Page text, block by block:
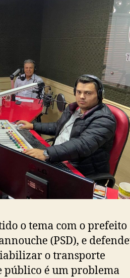
o tema com o prefeito
(PSD), e
o transporte
público é um problema